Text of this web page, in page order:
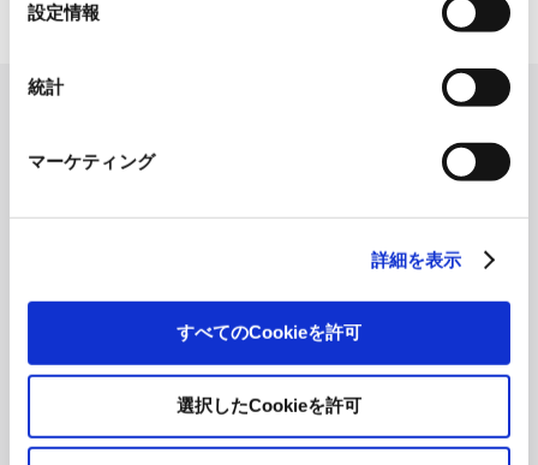
設定情報
統計
マーケティング
詳細を表示
すべてのCookieを許可
選択したCookieを許可
社長メッセージ
役職員行動規範
コーポレートガバナンス報
会社概要
組織図
本社・支社所在地
ニュース
採用情報